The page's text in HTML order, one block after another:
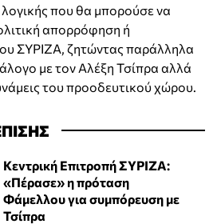
που θα μπορούσε να
απορρόφηση ή
ΣΥΡΙΖΑ, ζητώντας παράλληλα
με τον Αλέξη Τσίπρα αλλά
του προοδευτικού χώρου.
Κεντρική Επιτροπή ΣΥΡΙΖΑ:
«Πέρασε» η πρόταση
Φάμελλου για συμπόρευση με
Τσίπρα